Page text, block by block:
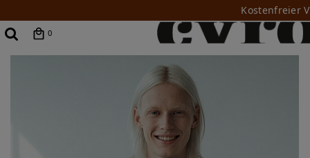
Kostenfreier
0